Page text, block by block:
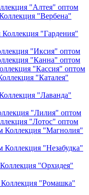
"Алтея" оптом
"Вербена"
Коллекция "Гардения"
"Иксия" оптом
"Канна" оптом
"Кассия" оптом
"Каталея"
"Лаванда"
"Лилия" оптом
"Лотос" оптом
Коллекция "Магнолия"
Коллекция "Незабудка"
Коллекция "Орхидея"
Коллекция "Ромашка"